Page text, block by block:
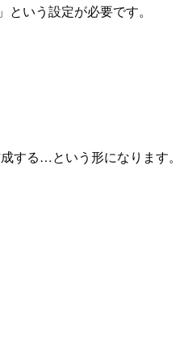
いう設定が必要です。
する…という形になります。